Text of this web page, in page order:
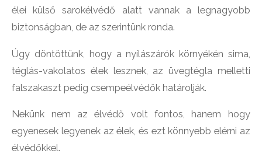
élei külső sarokélvédő alatt vannak a legnagyobb
biztonságban, de az szerintünk ronda.
Úgy döntöttünk, hogy a nyílászárók környékén sima,
téglás-vakolatos élek lesznek, az üvegtégla melletti
falszakaszt pedig csempeélvédők határolják.
Nekünk nem az élvédő volt fontos, hanem hogy
egyenesek legyenek az élek, és ezt könnyebb elérni az
élvédőkkel.